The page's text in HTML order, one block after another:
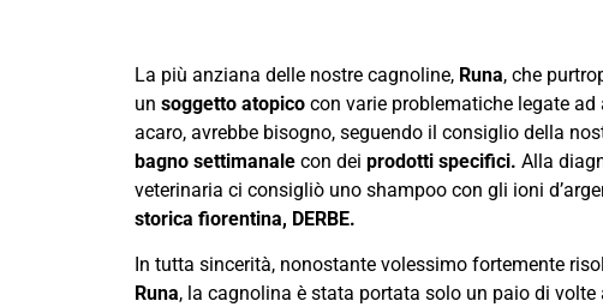
La più anziana delle nostre cagnoline, Runa, che
un soggetto atopico con varie problematiche legate
acaro, avrebbe bisogno, seguendo il consiglio della
bagno settimanale con dei prodotti specifici. Alla
veterinaria ci consigliò uno shampoo con gli ioni
storica fiorentina, DERBE.
In tutta sincerità, nonostante volessimo fortemente
Runa, la cagnolina è stata portata solo un paio di volte